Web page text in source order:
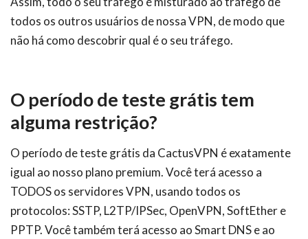
todos os outros usuários de nossa VPN, de modo que
não há como descobrir qual é o seu tráfego.
O período de teste grátis tem
alguma restrição?
O período de teste grátis da CactusVPN é exatamente
igual ao nosso plano premium. Você terá acesso a
TODOS os servidores VPN, usando todos os
protocolos: SSTP, L2TP/IPSec, OpenVPN, SoftEther e
PPTP. Você também terá acesso ao Smart DNS e ao